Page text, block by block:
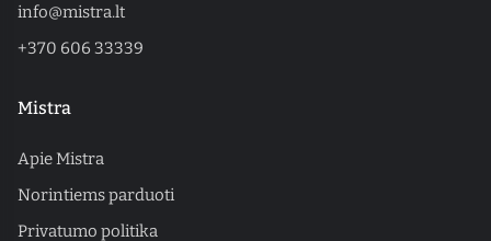
info@mistra.lt
+370 606 33339
Mistra
Apie Mistra
Norintiems parduoti
Privatumo politika